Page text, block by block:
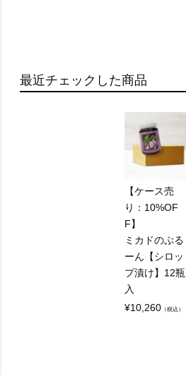
最近チェックした商品
【ケース売
り：10%OF
F】
ミカドのぷる
ーん【シロッ
プ漬け】12瓶
入
¥10,260 （税込）